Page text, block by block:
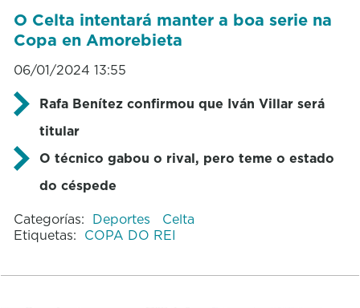
O Celta intentará manter a boa serie na
Copa en Amorebieta
06/01/2024 13:55
Rafa Benítez confirmou que Iván Villar será
titular
O técnico gabou o rival, pero teme o estado
do céspede
Categorías: Deportes
Celta
Etiquetas: COPA DO REI